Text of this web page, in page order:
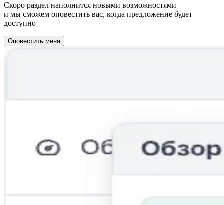
Скоро раздел наполнится новыми возможностями
и мы сможем оповестить вас, когда предложение будет
доступно
Оповестить меня